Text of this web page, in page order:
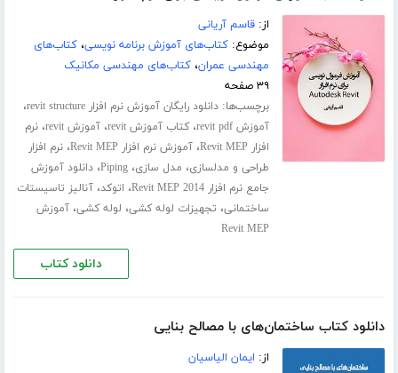
از:قاسم آریانی
موضوع:کتاب‌های آموزش برنامه نویسی،کتاب‌های
مهندسی عمران،کتاب‌های مهندسی مکانیک
۳۹ صفحه
برچسب‌ها:دانلود رایگان آموزش نرم افزار revit structure ،
آموزش revit pdf ،کتاب آموزش revit ،آموزش revit ،نرم
افزار Revit MEP
،آموزش نرم افزار Revit MEP ،نرم افزار
طراحی و مدلسازی، مدل سازی،Piping،دانلود آموزش
جامع نرم افزار Revit MEP 2014
، اتوکد،آنالیز تاسیستات
ساختمانی، تجهیزات لوله کشی، لوله کشی،آموزش
Revit MEP
دانلود کتاب
دانلود کتاب ساختمان‌های با مصالح بنایی
از: ایمان الیاسیان